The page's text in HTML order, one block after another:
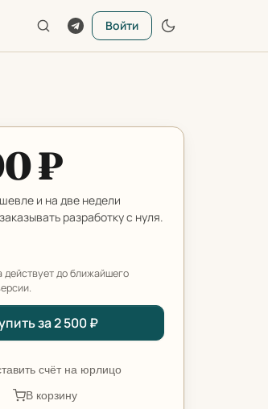
Войти
₽
и на две недели
разработку с нуля.
действует до ближайшего
за 2 500 ₽
счёт на юрлицо
В корзину